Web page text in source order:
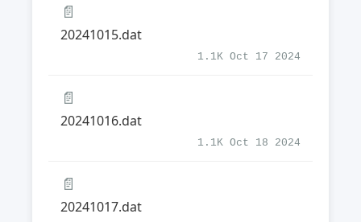
📄
20241015.dat
1.1K Oct 17 2024
📄
20241016.dat
1.1K Oct 18 2024
📄
20241017.dat